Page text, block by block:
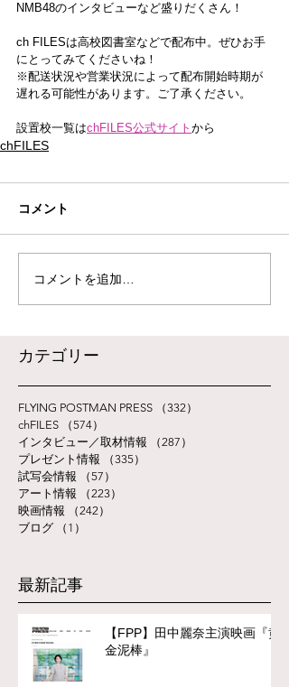
NMB48のインタビューなど盛りだくさん！
ch FILESは高校図書室などで配布中。ぜひお手
にとってみてくださいね！
※配送状況や営業状況によって配布開始時期が
遅れる可能性があります。ご了承ください。
設置校一覧はchFILES公式サイト から
chFILES
コメント
コメントを追加…
​カテゴリー
FLYING POSTMAN PRESS （332）
chFILES
（574）
インタビュー／取材情報
（287）
プレゼント情報
（335）
試写会情報
（57）
アート情報
（223）
映画情報
（242）
ブログ
（1）
最新記事
【FPP】田中麗奈主演映画『黄
金泥棒』